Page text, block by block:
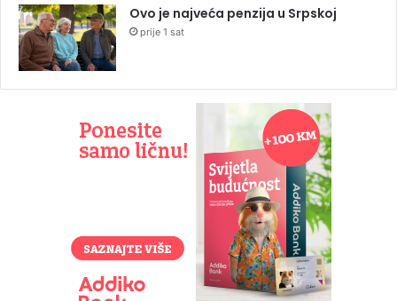
Ovo je najveća penzija u Srpskoj
prije 1 sat